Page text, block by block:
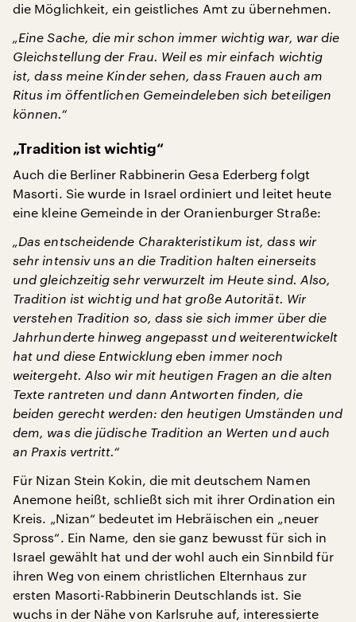
die Möglichkeit, ein geistliches Amt zu übernehmen.
„Eine Sache, die mir schon immer wichtig war, war die
Gleichstellung der Frau. Weil es mir einfach wichtig
ist, dass meine Kinder sehen, dass Frauen auch am
Ritus im öffentlichen Gemeindeleben sich beteiligen
können.“
„Tradition ist wichtig“
Auch die Berliner Rabbinerin Gesa Ederberg folgt
Masorti. Sie wurde in Israel ordiniert und leitet heute
eine kleine Gemeinde in der Oranienburger Straße:
„Das entscheidende Charakteristikum ist, dass wir
sehr intensiv uns an die Tradition halten einerseits
und gleichzeitig sehr verwurzelt im Heute sind. Also,
Tradition ist wichtig und hat große Autorität. Wir
verstehen Tradition so, dass sie sich immer über die
Jahrhunderte hinweg angepasst und weiterentwickelt
hat und diese Entwicklung eben immer noch
weitergeht. Also wir mit heutigen Fragen an die alten
Texte rantreten und dann Antworten finden, die
beiden gerecht werden: den heutigen Umständen und
dem, was die jüdische Tradition an Werten und auch
an Praxis vertritt.“
Für Nizan Stein Kokin, die mit deutschem Namen
Anemone heißt, schließt sich mit ihrer Ordination ein
Kreis. „Nizan“ bedeutet im Hebräischen ein „neuer
Spross“. Ein Name, den sie ganz bewusst für sich in
Israel gewählt hat und der wohl auch ein Sinnbild für
ihren Weg von einem christlichen Elternhaus zur
ersten Masorti-Rabbinerin Deutschlands ist. Sie
wuchs in der Nähe von Karlsruhe auf, interessierte